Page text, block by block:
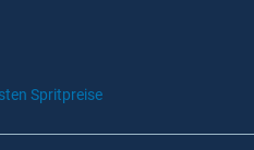
Spritpreise